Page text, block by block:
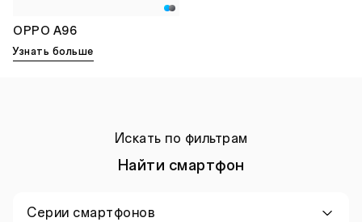
OPPO A96
Узнать больше
Искать по фильтрам
Найти смартфон
Серии смартфонов